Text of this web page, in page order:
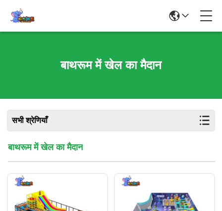
बाथरूम में खेल का मैदान
सभी श्रेणियाँ
बाथरूम में खेल का मैदान